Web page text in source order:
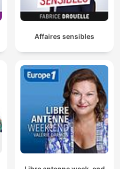
Affaires sensibles